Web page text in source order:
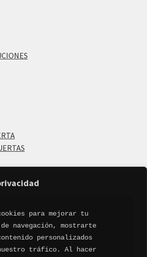
para mejorar tu
navegación, mostrarte
personalizados
tráfico. Al hacer